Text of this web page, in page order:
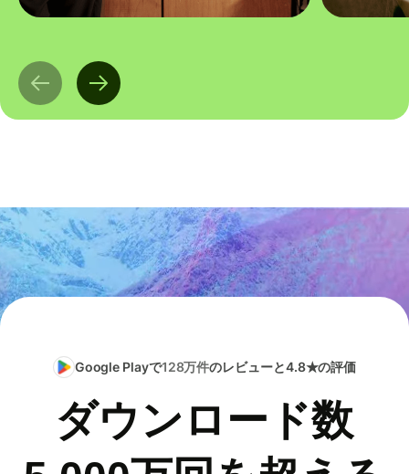
Google Playで128万件のレビューと4.8★の評価
ダウンロード数